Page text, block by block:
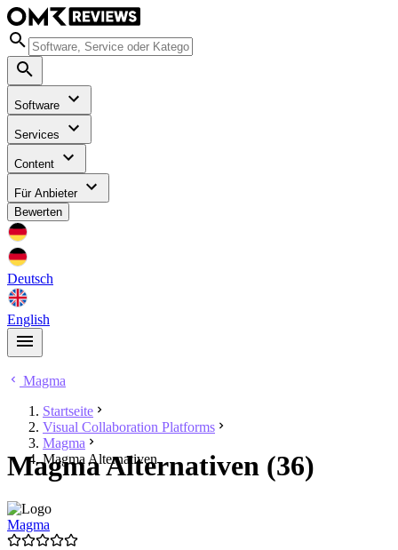
Software
Services
Content
Für Anbieter
Bewerten
Deutsch
English
Magma
Startseite
Visual Collaboration Platforms
Magma
Magma Alternativen
Magma Alternativen (36)
Magma